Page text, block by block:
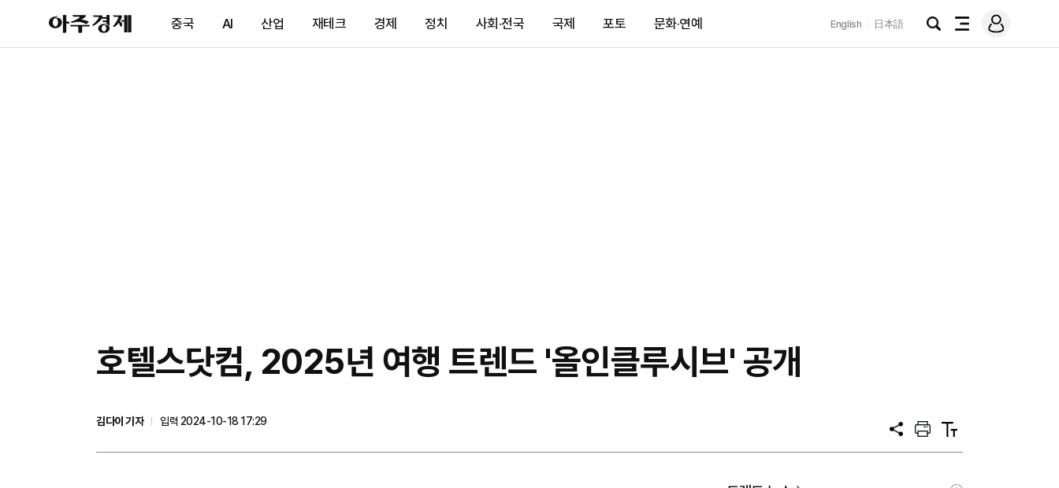
아
주
제
중국 AI 산업 재테크 경제 정치 사회·전국 국제 포토 문화·연예 English 日本語
검
전
메
그
호텔스닷컴, 2025년 여행 트렌드 '올인클루시브' 공개
김다이 기자
입력 2024-10-18 17:29
공
프
트
텍
트